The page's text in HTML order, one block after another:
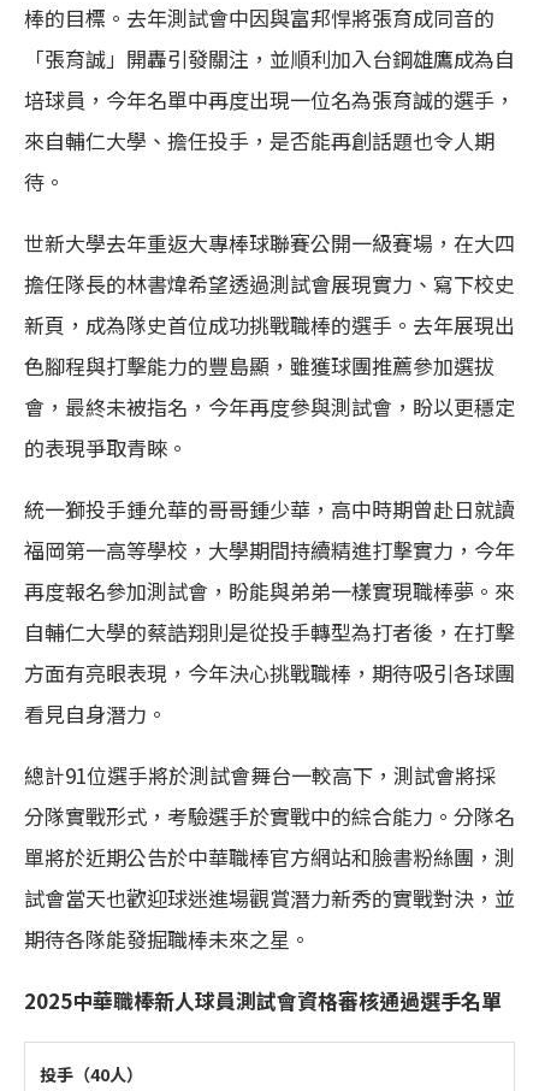
棒的目標。去年測試會中因與富邦悍將張育成同音的
「張育誠」開轟引發關注，並順利加入台鋼雄鷹成為自
培球員，今年名單中再度出現一位名為張育誠的選手，
來自輔仁大學、擔任投手，是否能再創話題也令人期
待。
世新大學去年重返大專棒球聯賽公開一級賽場，在大四
擔任隊長的林書煒希望透過測試會展現實力、寫下校史
新頁，成為隊史首位成功挑戰職棒的選手。去年展現出
色腳程與打擊能力的豐島顯，雖獲球團推薦參加選拔
會，最終未被指名，今年再度參與測試會，盼以更穩定
的表現爭取青睞。
統一獅投手鍾允華的哥哥鍾少華，高中時期曾赴日就讀
福岡第一高等學校，大學期間持續精進打擊實力，今年
再度報名參加測試會，盼能與弟弟一樣實現職棒夢。來
自輔仁大學的蔡誥翔則是從投手轉型為打者後，在打擊
方面有亮眼表現，今年決心挑戰職棒，期待吸引各球團
看見自身潛力。
總計91位選手將於測試會舞台一較高下，測試會將採
分隊實戰形式，考驗選手於實戰中的綜合能力。分隊名
單將於近期公告於中華職棒官方網站和臉書粉絲團，測
試會當天也歡迎球迷進場觀賞潛力新秀的實戰對決，並
期待各隊能發掘職棒未來之星。
2025中華職棒新人球員測試會資格審核通過選手名單
投手（40人）